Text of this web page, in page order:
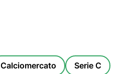
Calciomercato Serie C